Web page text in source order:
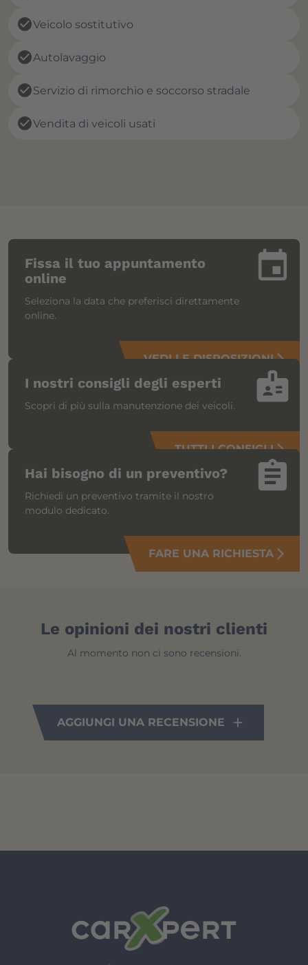
check_circleVeicolo sostitutivo
check_circleAutolavaggio
check_circleServizio di rimorchio e soccorso stradale
check_circleVendita di veicoli usati
insert_invitation
Fissa il tuo appuntamento
online
Seleziona la data che preferisci direttamente
online.
VEDI LE DISPOSIZIONIarrow_forward_ios
badge
I nostri consigli degli esperti
Scopri di più sulla manutenzione dei veicoli.
TUTTI I CONSIGLIarrow_forward_ios
assignment
Hai bisogno di un preventivo?
Richiedi un preventivo tramite il nostro
modulo dedicato.
FARE UNA RICHIESTA arrow_forward_ios
Le opinioni dei nostri clienti
Al momento non ci sono recensioni.
AGGIUNGI UNA RECENSIONE